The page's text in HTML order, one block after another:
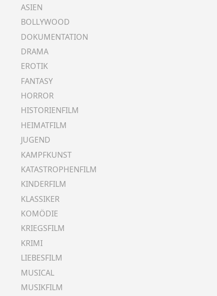
ASIEN
BOLLYWOOD
DOKUMENTATION
DRAMA
EROTIK
FANTASY
HORROR
HISTORIENFILM
HEIMATFILM
JUGEND
KAMPFKUNST
KATASTROPHENFILM
KINDERFILM
KLASSIKER
KOMÖDIE
KRIEGSFILM
KRIMI
LIEBESFILM
MUSICAL
MUSIKFILM